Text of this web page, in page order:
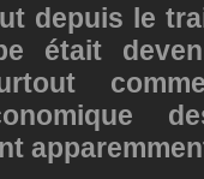
depuis le
était